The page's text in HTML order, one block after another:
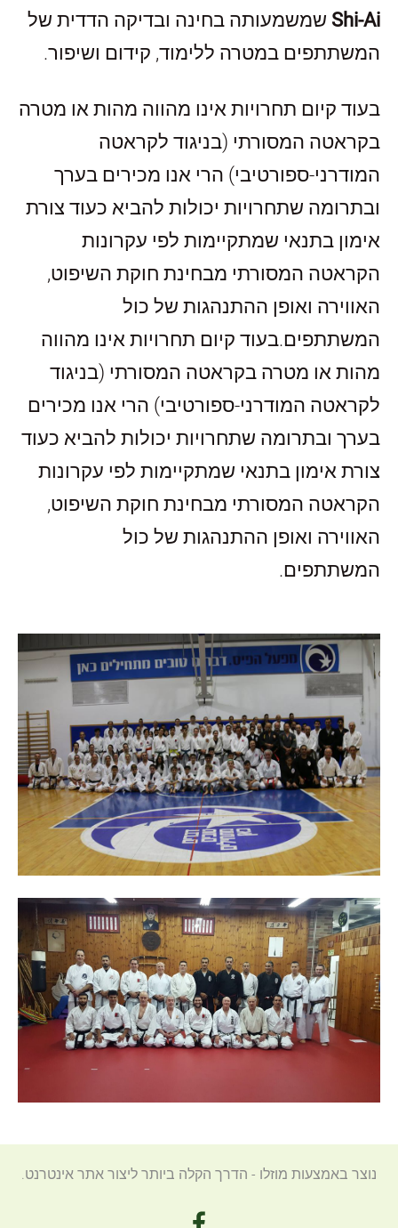
Shi-Ai שמשמעותה בחינה ובדיקה הדדית של
המשתתפים במטרה ללימוד, קידום ושיפור.
בעוד קיום תחרויות אינו מהווה מהות או מטרה
בקראטה המסורתי (בניגוד לקראטה
המודרני-ספורטיבי) הרי אנו מכירים בערך
ובתרומה שתחרויות יכולות להביא כעוד צורת
אימון בתנאי שמתקיימות לפי עקרונות
הקראטה המסורתי מבחינת חוקת השיפוט,
האווירה ואופן ההתנהגות של כול
המשתתפים.בעוד קיום תחרויות אינו מהווה
מהות או מטרה בקראטה המסורתי (בניגוד
לקראטה המודרני-ספורטיבי) הרי אנו מכירים
בערך ובתרומה שתחרויות יכולות להביא כעוד
צורת אימון בתנאי שמתקיימות לפי עקרונות
הקראטה המסורתי מבחינת חוקת השיפוט,
האווירה ואופן ההתנהגות של כול
המשתתפים.
נוצר באמצעות מוזלו - הדרך הקלה ביותר ליצור אתר אינטרנט.